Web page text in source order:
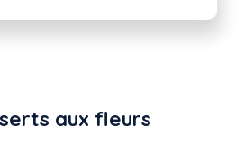
aux fleurs